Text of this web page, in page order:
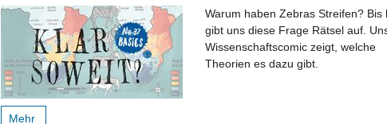
Mehr
Warum haben Zebras Streifen? Bis
gibt uns diese Frage Rätsel auf.
Wissenschaftscomic zeigt, welche
Theorien es dazu gibt.